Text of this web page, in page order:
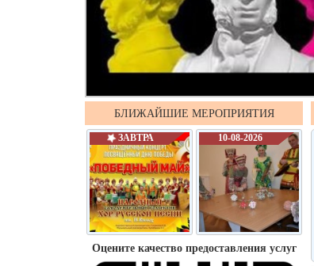
БЛИЖАЙШИЕ МЕРОПРИЯТИЯ
ЗАВТРА 10-08-2026
Оцените качество предоставления услуг